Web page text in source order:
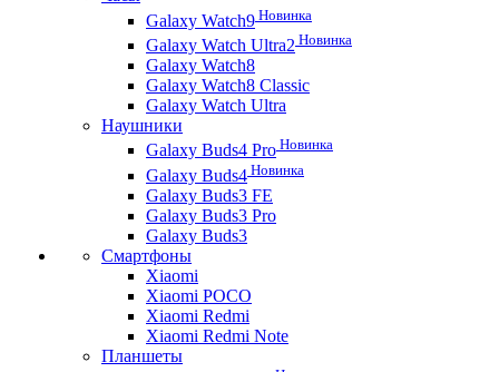
Galaxy Watch9 Новинка
Galaxy Watch Ultra2 Новинка
Galaxy Watch8
Galaxy Watch8 Classic
Galaxy Watch Ultra
Наушники
Galaxy Buds4 Pro Новинка
Galaxy Buds4 Новинка
Galaxy Buds3 FE
Galaxy Buds3 Pro
Galaxy Buds3
Смартфоны
Xiaomi
Xiaomi POCO
Xiaomi Redmi
Xiaomi Redmi Note
Планшеты